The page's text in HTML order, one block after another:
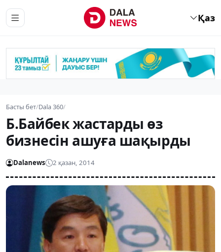
Қаз
Басты бет/Dala 360/
Б.Байбек жастарды өз
бизнесін ашуға шақырды
Dalanews 2 қазан, 2014